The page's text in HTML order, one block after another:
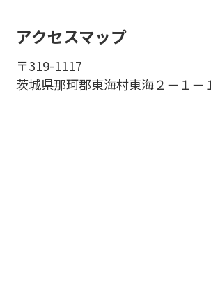
アクセスマップ
〒319-1117
茨城県那珂郡東海村東海２－１－